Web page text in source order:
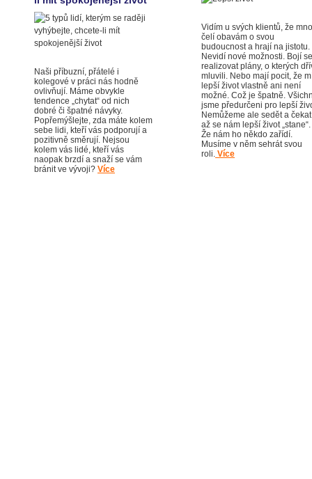
Naši příbuzní, přátelé i
kolegové v práci nás hodně
ovlivňují. Máme obvykle
tendence „chytat“ od nich
dobré či špatné návyky.
Popřemýšlejte, zda máte kolem
sebe lidi, kteří vás podporují a
pozitivně směrují. Nejsou
kolem vás lidé, kteří vás
naopak brzdí a snaží se vám
bránit ve vývoji? Více
Vidím u svých klientů, že
čelí obavám o svou
budoucnost a hrají na jistotu.
Nevidí nové možnosti. Bojí se
realizovat plány, o kterých
mluvili. Nebo mají pocit, že
lepší život vlastně ani není
možné. Což je špatně.
jsme předurčeni pro lepší
Nemůžeme ale sedět a
až se nám lepší život „stane“.
Že nám ho někdo zařídí.
Musíme v něm sehrát svou
roli. Více